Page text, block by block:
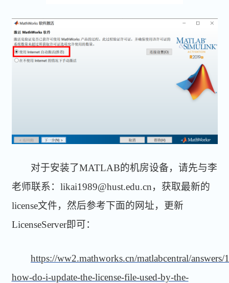
对于安装了MATLAB的机房设备，请先与李
老师联系：likai1989@hust.edu.cn，获取最新的
license文件，然后参考下面的网址，更新
LicenseServer即可：
https://ww2.mathworks.cn/matlabcentral/answers/
how-do-i-update-the-license-file-used-by-the-